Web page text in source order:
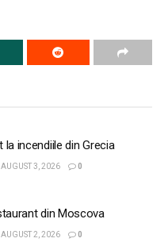
incendiile din Grecia
AUGUST 3, 2026 0
din Moscova
AUGUST 2, 2026 0